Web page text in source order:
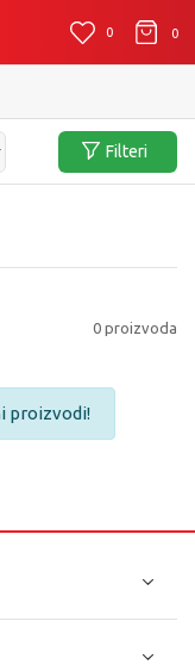
0 0
Filteri
0 proizvoda
proizvodi!